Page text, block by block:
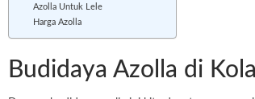
Azolla Untuk Lele
Harga Azolla
Budidaya Azolla di